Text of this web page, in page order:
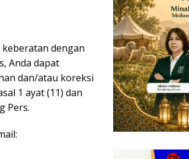
dengan
Anda dapat
dan/atau koreksi
1 ayat (11) dan
Pers.